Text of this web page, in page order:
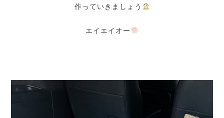
作っていきましょう
エイエイオー